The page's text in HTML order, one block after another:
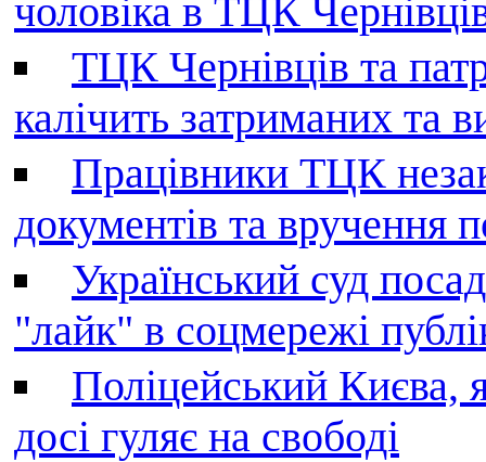
чоловіка в ТЦК Чернівців
ТЦК Чернівців та
калічить затриманих та
Працівники ТЦК
документів та вручення
Український суд
"лайк" в соцмережі
Поліцейський Києва,
досі гуляє на свободі